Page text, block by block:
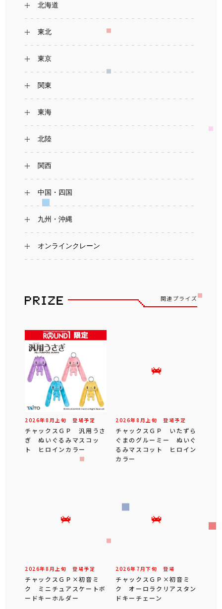
北海道
東北
東京
関東
東海
北陸
関西
中国・四国
九州・沖縄
オンラインクレーン
関連プライズ
2026年8 月 上旬 登場予定
チャックスＧＰ 汎用うさ
ぎ ぬいぐるみマスコッ
ト ヒロインカラー
2026年8 月 上旬 登場予定
チャックスＧＰ いたずら
ぐまのグルーミー ぬいぐ
るみマスコット ヒロイン
カラー
2026年8 月 上旬 登場予定
チャックスＧＰ×初音ミ
ク ミニチュアスケートボ
ードキーホルダー
2026年 7 月下旬 登場
チャックスＧＰ×初音ミ
ク オーロラクリアスタン
ドキーチェーン